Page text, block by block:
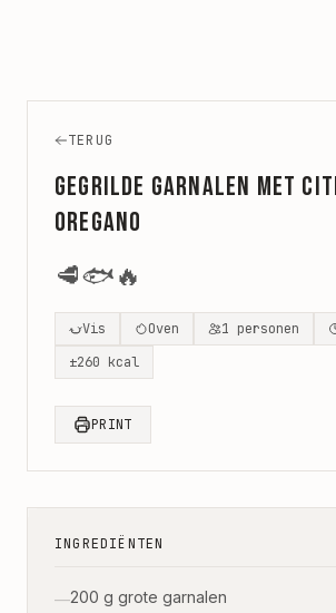
TERUG
Gegrilde garnalen met
oregano
🥩🐟🔥
Vis Oven 1 personen
±260 kcal
PRINT
INGREDIËNTEN
—200 g grote garnalen